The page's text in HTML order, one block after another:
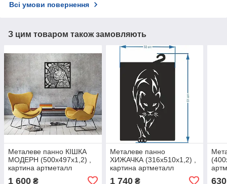
Всі умови повернення
З цим товаром також замовляють
Металеве панно КІШКА
МОДЕРН (500х497х1,2) ,
картина артметалл
1 600 ₴
Металеве панно
ХИЖАЧКА (316х510х1,2) ,
картина артметалл
1 740₴ 630